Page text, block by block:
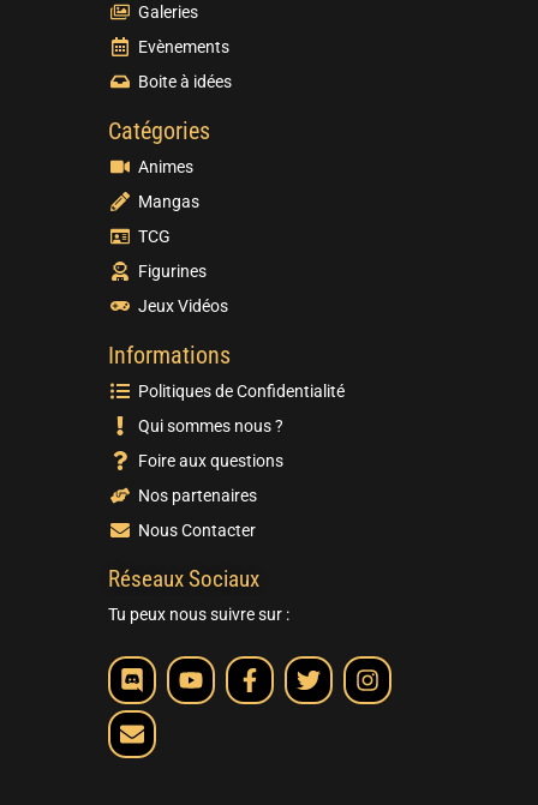
Galeries
Evènements
Boite à idées
Catégories
Animes
Mangas
TCG
Figurines
Jeux Vidéos
Informations
Politiques de Confidentialité
Qui sommes nous ?
Foire aux questions
Nos partenaires
Nous Contacter
Réseaux Sociaux
Tu peux nous suivre sur :